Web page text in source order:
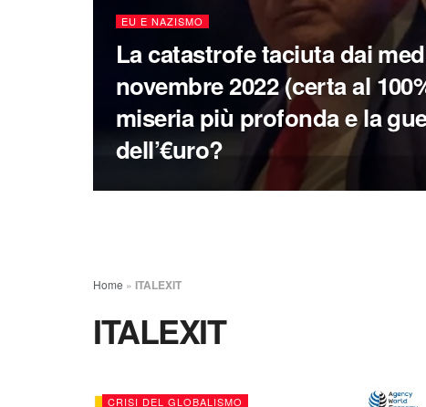
EU E NAZISMO
La catastrofe taciuta dai
novembre 2022 (certa al
miseria più profonda e la
dell’€uro?
Home » ITALEXIT
ITALEXIT
CRISI DEL GLOBALISMO